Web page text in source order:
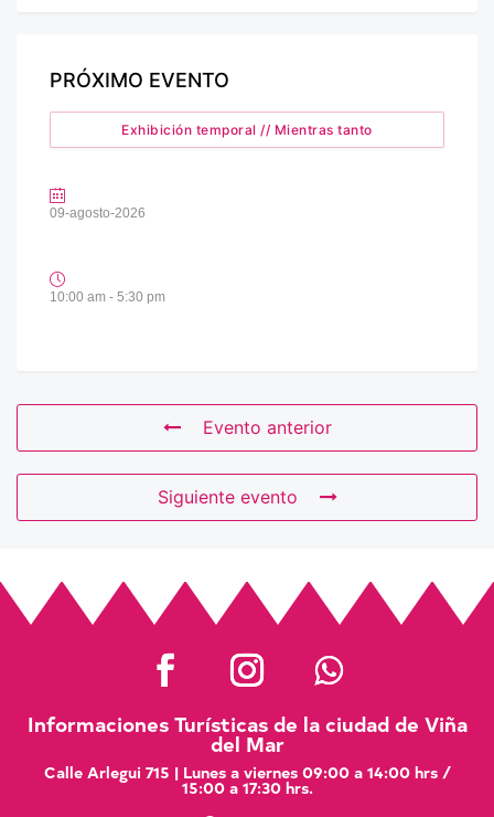
PRÓXIMO EVENTO
Exhibición temporal // Mientras tanto
09-agosto-2026
10:00 am - 5:30 pm
Evento anterior
Siguiente evento
Informaciones Turísticas de la ciudad de Viña
del Mar
Calle Arlegui 715 | Lunes a viernes 09:00 a 14:00 hrs /
15:00 a 17:30 hrs.